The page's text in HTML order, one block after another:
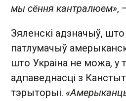
мы сёння кантралюем»,
Зяленскі адзначыў, што
патлумачыў
што Украіна не можа, у
адпаведнасці з
тэрыторыі.